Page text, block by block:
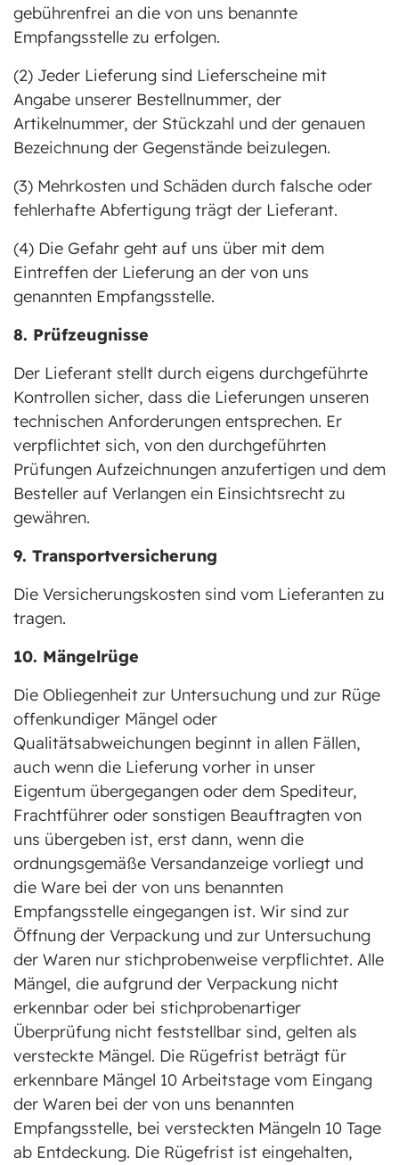
gebührenfrei an die von uns benannte
Empfangsstelle zu erfolgen.
(2) Jeder Lieferung sind Lieferscheine mit
Angabe unserer Bestellnummer, der
Artikelnummer, der Stückzahl und der genauen
Bezeichnung der Gegenstände beizulegen.
(3) Mehrkosten und Schäden durch falsche oder
fehlerhafte Abfertigung trägt der Lieferant.
(4) Die Gefahr geht auf uns über mit dem
Eintreffen der Lieferung an der von uns
genannten Empfangsstelle.
8. Prüfzeugnisse
Der Lieferant stellt durch eigens durchgeführte
Kontrollen sicher, dass die Lieferungen unseren
technischen Anforderungen entsprechen. Er
verpflichtet sich, von den durchgeführten
Prüfungen Aufzeichnungen anzufertigen und dem
Besteller auf Verlangen ein Einsichtsrecht zu
gewähren.
9. Transportversicherung
Die Versicherungskosten sind vom Lieferanten zu
tragen.
10. Mängelrüge
Die Obliegenheit zur Untersuchung und zur Rüge
offenkundiger Mängel oder
Qualitätsabweichungen beginnt in allen Fällen,
auch wenn die Lieferung vorher in unser
Eigentum übergegangen oder dem Spediteur,
Frachtführer oder sonstigen Beauftragten von
uns übergeben ist, erst dann, wenn die
ordnungsgemäße Versandanzeige vorliegt und
die Ware bei der von uns benannten
Empfangsstelle eingegangen ist. Wir sind zur
Öffnung der Verpackung und zur Untersuchung
der Waren nur stichprobenweise verpflichtet. Alle
Mängel, die aufgrund der Verpackung nicht
erkennbar oder bei stichprobenartiger
Überprüfung nicht feststellbar sind, gelten als
versteckte Mängel. Die Rügefrist beträgt für
erkennbare Mängel 10 Arbeitstage vom Eingang
der Waren bei der von uns benannten
Empfangsstelle, bei versteckten Mängeln 10 Tage
ab Entdeckung. Die Rügefrist ist eingehalten,